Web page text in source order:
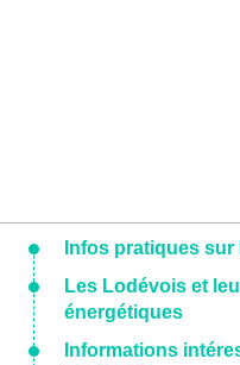
Infos pratiques
Les Lodévois et
énergétiques
Informations